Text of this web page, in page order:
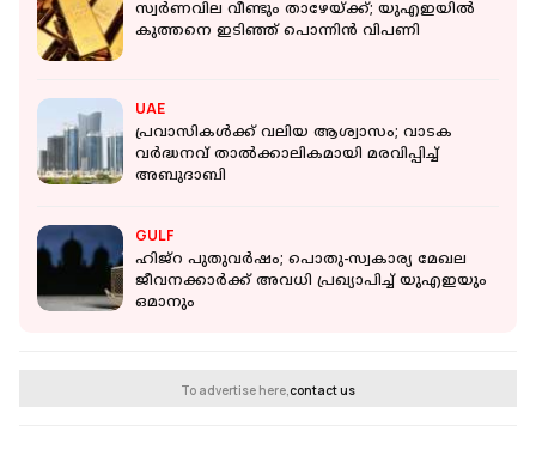
സ്വർണവില വീണ്ടും താഴേയ്ക്ക്; യുഎഇയിൽ
കുത്തനെ ഇടിഞ്ഞ് പൊന്നിൻ വിപണി
UAE
പ്രവാസികൾക്ക് വലിയ ആശ്വാസം; വാടക
വർദ്ധനവ് താൽക്കാലികമായി മരവിപ്പിച്ച്
അബുദാബി
GULF
ഹിജ്റ പുതുവർഷം; പൊതു-സ്വകാര്യ മേഖല
ജീവനക്കാർക്ക് അവധി പ്രഖ്യാപിച്ച് യുഎഇയും
ഒമാനും
To advertise here,contact us